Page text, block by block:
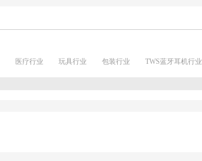
医疗行业 玩具行业 包装行业 TWS蓝牙耳机行业